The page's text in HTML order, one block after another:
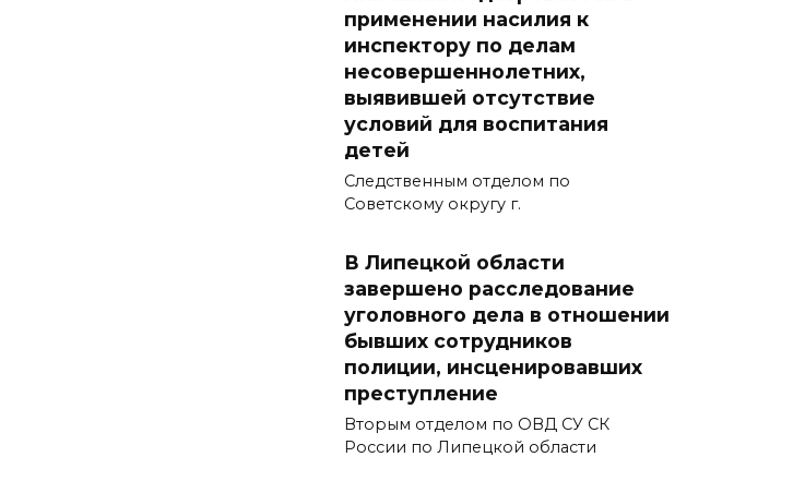
применении насилия к
инспектору по делам
несовершеннолетних,
выявившей отсутствие
условий для воспитания
детей
Следственным отделом по
Советскому округу г.
В Липецкой области
завершено расследование
уголовного дела в отношении
бывших сотрудников
полиции, инсценировавших
преступление
Вторым отделом по ОВД СУ СК
России по Липецкой области